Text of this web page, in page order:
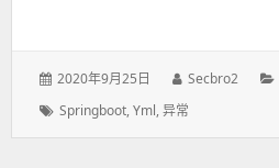
发
于：
2020年9月25日
作
Secbro2
标
Springboot,Yml,异常